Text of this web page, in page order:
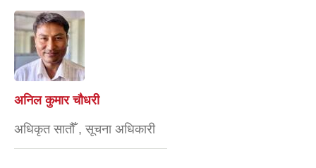
अनिल कुमार चौधरी
अधिकृत सातौँ , सूचना अधिकारी